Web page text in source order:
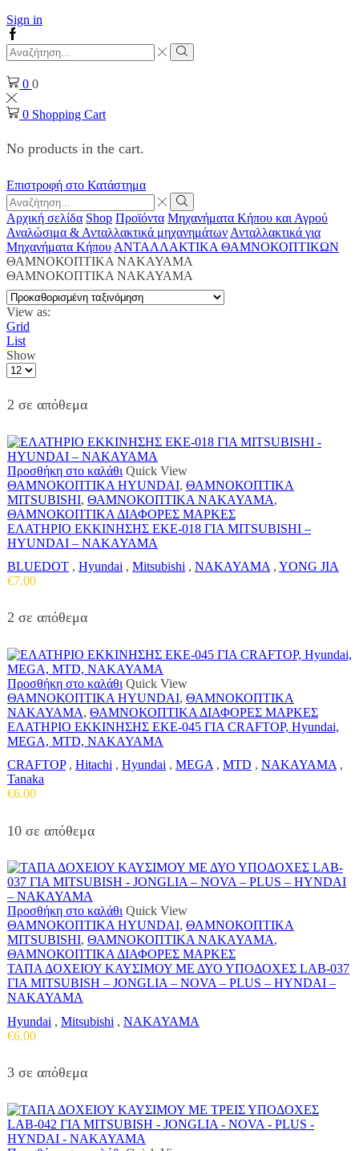
Sign in
Facebook
Search
input
Search
0 0
0 Shopping Cart
No products in the cart.
Επιστροφή στο Κατάστημα
Search
input
Search
Αρχική σελίδα Shop Προϊόντα Μηχανήματα Κήπου και Αγρού
Αναλώσιμα & Ανταλλακτικά μηχανημάτων Ανταλλακτικά για
Μηχανήματα Κήπου ΑΝΤΑΛΛΑΚΤΙΚΑ ΘΑΜΝΟΚΟΠΤΙΚΩΝ
ΘΑΜΝΟΚΟΠΤΙΚΑ NAKAYAMA
ΘΑΜΝΟΚΟΠΤΙΚΑ NAKAYAMA
View as:
Grid
List
Show
Products
page
2 σε απόθεμα
Προσθήκη στο καλάθι Quick View
ΘΑΜΝΟΚΟΠΤΙΚΑ HYUNDAI, ΘΑΜΝΟΚΟΠΤΙΚΑ
MITSUBISHI, ΘΑΜΝΟΚΟΠΤΙΚΑ NAKAYAMA,
ΘΑΜΝΟΚΟΠΤΙΚΑ ΔΙΑΦΟΡΕΣ ΜΑΡΚΕΣ
ΕΛΑΤΗΡΙΟ ΕΚΚΙΝΗΣΗΣ ΕΚΕ-018 ΓΙΑ MITSUBISHI –
HYUNDAI – NAKAYAMA
BLUEDOT , Hyundai , Mitsubishi , NAKAYAMA , YONG JIA
€7.00
2 σε απόθεμα
Προσθήκη στο καλάθι Quick View
ΘΑΜΝΟΚΟΠΤΙΚΑ HYUNDAI, ΘΑΜΝΟΚΟΠΤΙΚΑ
NAKAYAMA, ΘΑΜΝΟΚΟΠΤΙΚΑ ΔΙΑΦΟΡΕΣ ΜΑΡΚΕΣ
ΕΛΑΤΗΡΙΟ ΕΚΚΙΝΗΣΗΣ ΕΚΕ-045 ΓΙΑ CRAFTOP, Hyundai,
MEGA, MTD, NAKAYAMA
CRAFTOP, Hitachi , Hyundai , MEGA , MTD , NAKAYAMA ,
Tanaka
€6.00
10 σε απόθεμα
Προσθήκη στο καλάθι Quick View
ΘΑΜΝΟΚΟΠΤΙΚΑ HYUNDAI, ΘΑΜΝΟΚΟΠΤΙΚΑ
MITSUBISHI, ΘΑΜΝΟΚΟΠΤΙΚΑ NAKAYAMA,
ΘΑΜΝΟΚΟΠΤΙΚΑ ΔΙΑΦΟΡΕΣ ΜΑΡΚΕΣ
ΤΑΠΑ ΔΟΧΕΙΟΥ ΚΑΥΣΙΜΟΥ ΜΕ ΔΥΟ ΥΠΟΔΟΧΕΣ LAB-037
ΓΙΑ MITSUBISH – JONGLIA – NOVA – PLUS – HYNDAI –
NAKAYAMA
Hyundai , Mitsubishi , NAKAYAMA
€6.00
3 σε απόθεμα